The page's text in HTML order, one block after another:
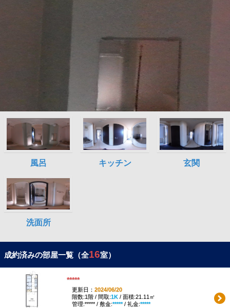
成約済みの部屋一覧（全16室）
*****
更新日： 2024/06/20
階数:1階 / 間取:1K/ 面積:21.11㎡
管理:***** / 敷金:*****/ 礼金:*****